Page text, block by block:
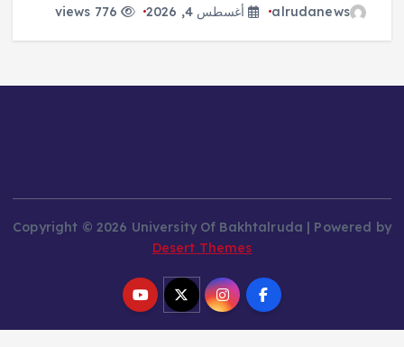
alrudanews أغسطس 4, 2026 776 views
Copyright © 2026 University Of Bakhtalruda | Powered by
Desert Themes